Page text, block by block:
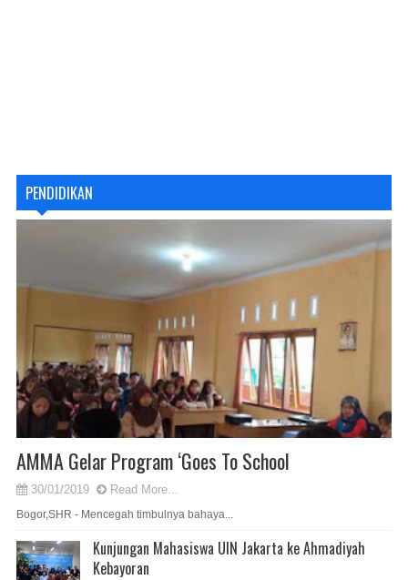
PENDIDIKAN
AMMA Gelar Program ‘Goes To School
30/01/2019 Read More...
Bogor,SHR - Mencegah timbulnya bahaya...
Kunjungan Mahasiswa UIN Jakarta ke Ahmadiyah
Kebayoran